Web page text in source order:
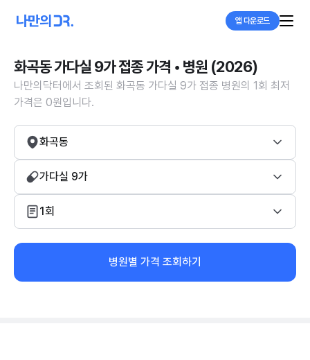
앱 다운로드
화곡동 가다실 9가 접종 가격 • 병원 (2026)
나만의닥터에서 조회된 화곡동 가다실 9가 접종 병원의 1회 최저
가격은 0원입니다.
화곡동
가다실 9가
1회
병원별 가격 조회하기